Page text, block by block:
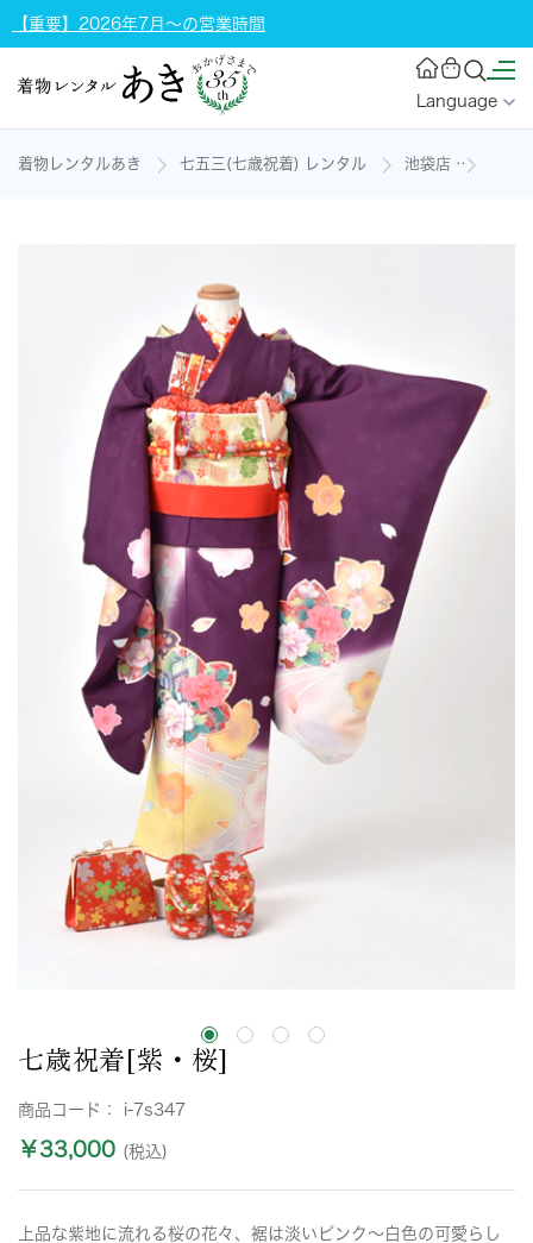
【重要】2026年7月～の営業時間
Language
着物レンタルあき 七五三(七歳祝着) レンタル 池袋店
七歳祝着[紫・桜]
商品コード： i-7s347
￥33,000 (税込)
上品な紫地に流れる桜の花々、裾は淡いピンク～白色の可愛らし